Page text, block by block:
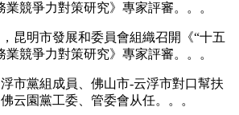
業競爭力對策研究》專家評審。。。
明市發展和委員會組織召開《“十五
業競爭力對策研究》專家評審。。。
黨組成員、佛山市-云浮市對口幫扶
云園黨工委、管委會从任。。。